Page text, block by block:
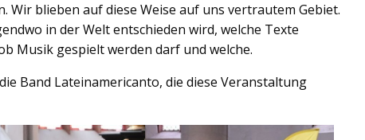
Wir blieben auf diese Weise auf uns vertrautem Gebiet.
in der Welt entschieden wird, welche Texte
Musik gespielt werden darf und welche.
Band Lateinamericanto, die diese Veranstaltung